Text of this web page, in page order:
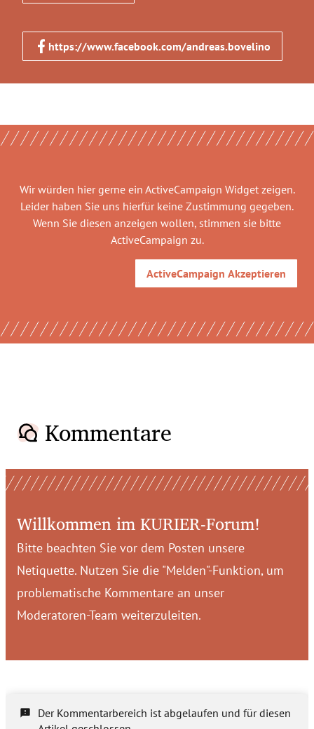
https://www.facebook.com/andreas.bovelino
Wir würden hier gerne ein ActiveCampaign Widgetzeigen.
Leider haben Sie uns hierfür keine Zustimmung gegeben.
Wenn Sie diesen anzeigen wollen, stimmen sie bitte
ActiveCampaign zu.
ActiveCampaign Akzeptieren
Kommentare